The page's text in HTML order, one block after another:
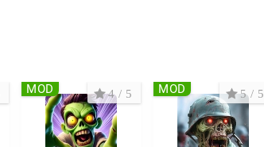
4 / 5
MOD 5 / 5
MOD